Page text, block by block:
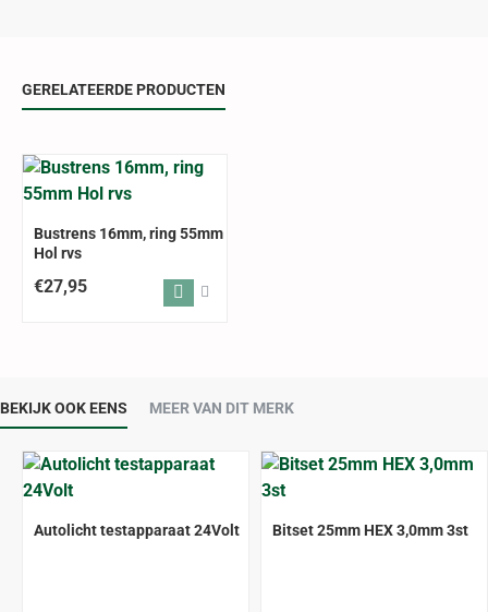
GERELATEERDE PRODUCTEN
Bustrens 16mm, ring 55mm
Hol rvs
€27,95
BEKIJK OOK EENS MEER VAN DIT MERK
Autolicht testapparaat 24Volt Bitset 25mm HEX 3,0mm 3st